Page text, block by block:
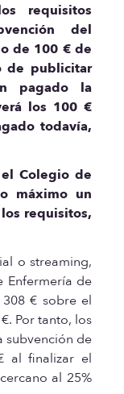
requisitos
del
de 100 € de
de publicitar
pagado la
los 100 €
todavía,
Colegio de
máximo un
requisitos,
o streaming,
Enfermería de
€ sobre el
Por tanto, los
subvención de
al finalizar el
al 25%